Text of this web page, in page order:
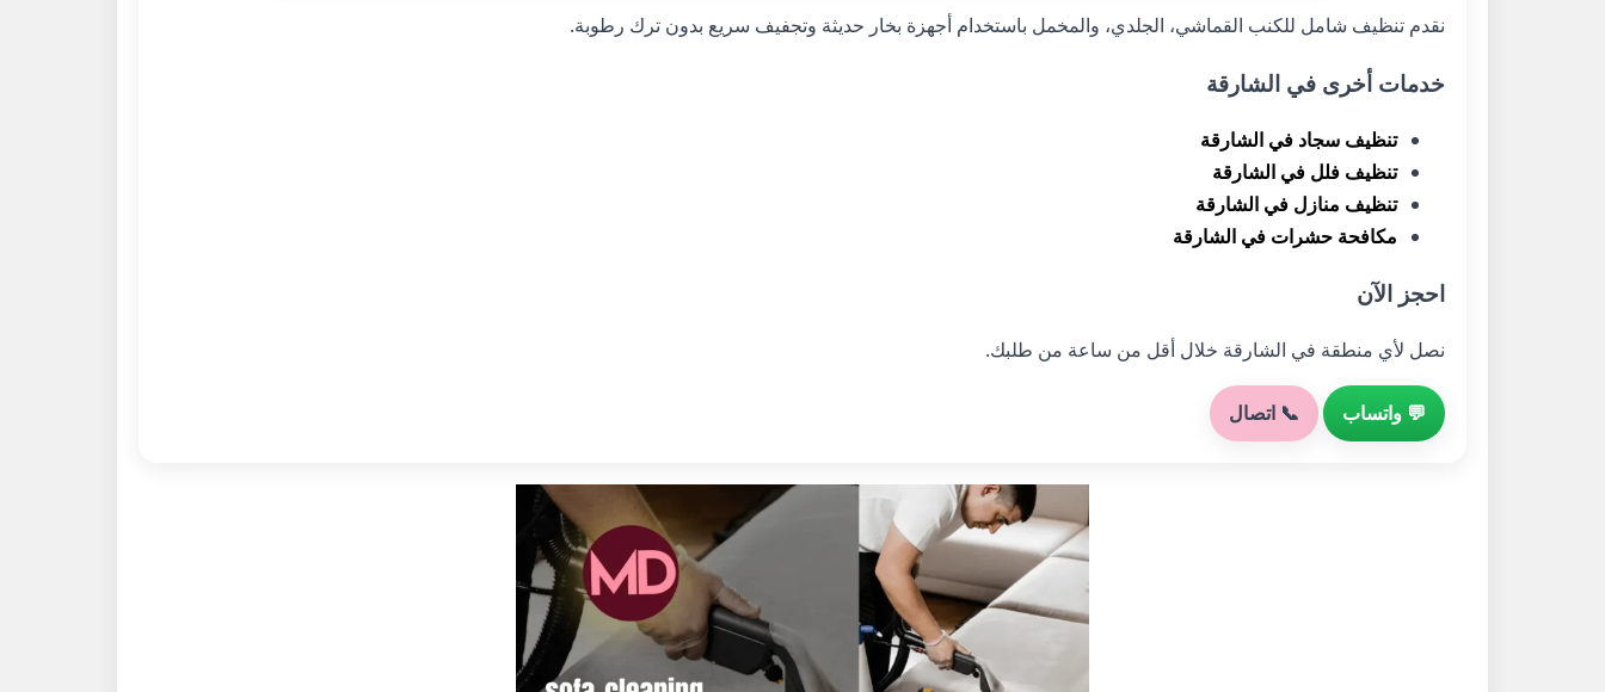
نقدم تنظيف شامل للكنب القماشي، الجلدي، والمخمل باستخدام أجهزة بخار حديثة وتجفيف سريع بدون ترك رطوبة.
خدمات أخرى في الشارقة
تنظيف سجاد في الشارقة
تنظيف فلل في الشارقة
تنظيف منازل في الشارقة
مكافحة حشرات في الشارقة
احجز الآن
نصل لأي منطقة في الشارقة خلال أقل من ساعة من طلبك.
💬 واتساب 📞 اتصال